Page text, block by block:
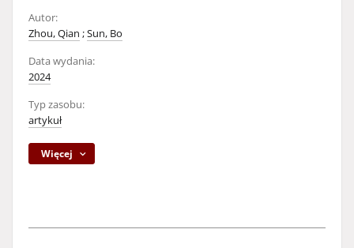
Autor:
Zhou, Qian ;Sun, Bo
Data wydania:
2024
Typ zasobu:
artykuł
Więcej